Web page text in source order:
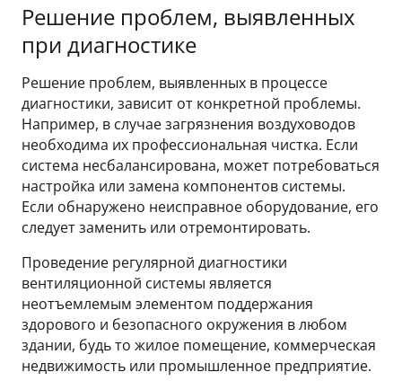
Решение проблем, выявленных
при диагностике
Решение проблем, выявленных в процессе
диагностики, зависит от конкретной проблемы.
Например, в случае загрязнения воздуховодов
необходима их профессиональная чистка. Если
система несбалансирована, может потребоваться
настройка или замена компонентов системы.
Если обнаружено неисправное оборудование, его
следует заменить или отремонтировать.
Проведение регулярной диагностики
вентиляционной системы является
неотъемлемым элементом поддержания
здорового и безопасного окружения в любом
здании, будь то жилое помещение, коммерческая
недвижимость или промышленное предприятие.